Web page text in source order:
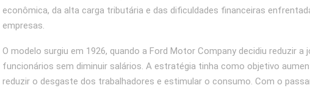
econômica, da alta carga tributária e das dificuldades financeiras
empresas.
O modelo surgiu em 1926, quando a Ford Motor Company decidiu reduzir a
funcionários sem diminuir salários. A estratégia tinha como objetivo
reduzir o desgaste dos trabalhadores e estimular o consumo. Com o